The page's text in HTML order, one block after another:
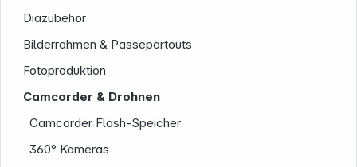
Diazubehör
Bilderrahmen & Passepartouts
Fotoproduktion
Camcorder & Drohnen
Camcorder Flash-Speicher
360° Kameras
Service